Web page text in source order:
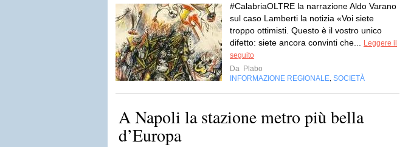
#CalabriaOLTRE la narrazione Aldo Varano
sul caso Lamberti la notizia «Voi siete
troppo ottimisti. Questo è il vostro unico
difetto: siete ancora convinti che...
Leggere il
seguito
Da Plabo
INFORMAZIONE REGIONALE SOCIETÀ
A Napoli la stazione metro più bella
d’Europa